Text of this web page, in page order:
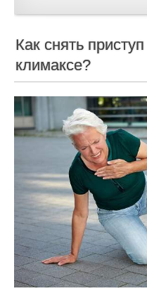
Как снять
климаксе?